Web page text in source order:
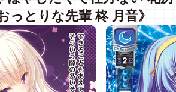
っとりな先輩 柊 月音》